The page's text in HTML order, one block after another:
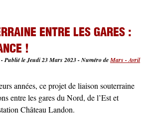
ENTRE LES GARES :
!
-Publié le Jeudi 23 Mars 2023-Numéro deMars - Avril
années, ce projet de liaison souterraine
entre les gares du Nord, de l’Est et
Château Landon.